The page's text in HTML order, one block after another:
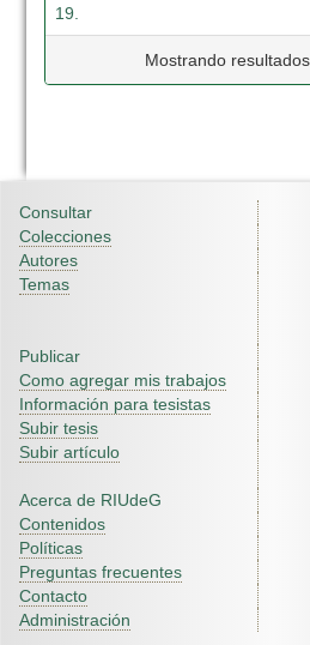
19.
Mostrando
Consultar
Colecciones
Autores
Temas
Publicar
Como agregar mis trabajos
Información para tesistas
Subir tesis
Subir artículo
Acerca de RIUdeG
Contenidos
Políticas
Preguntas frecuentes
Contacto
Administración